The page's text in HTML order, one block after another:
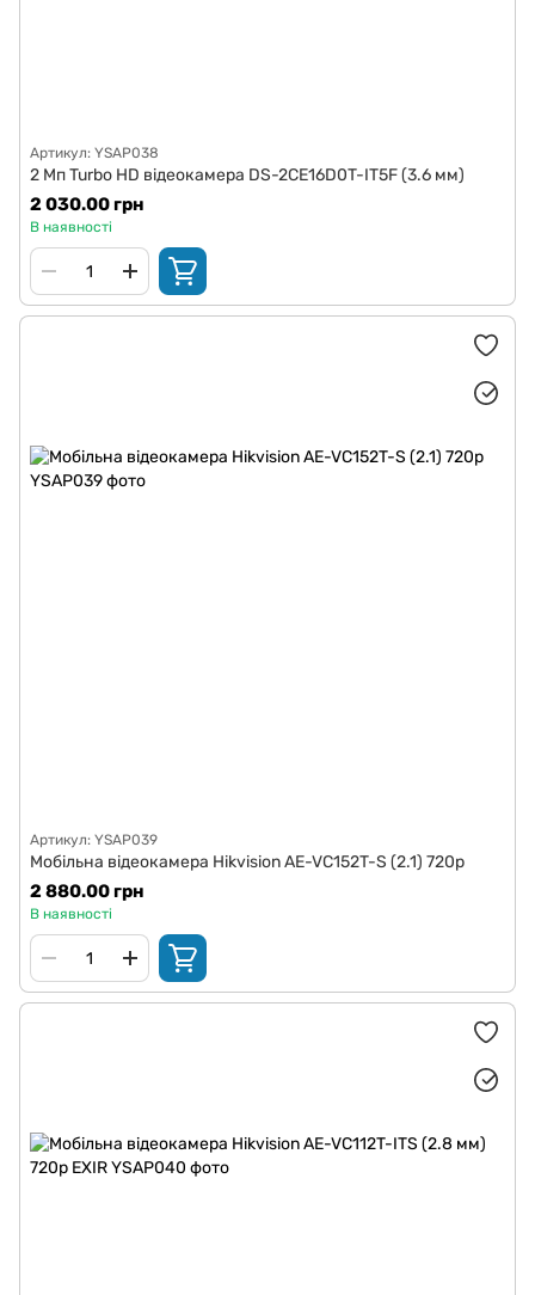
Артикул: YSAP038
2 Мп Turbo HD відеокамера DS-2CE16D0T-IT5F (3.6 мм)
2 030.00 грн
В наявності
Артикул: YSAP039
Мобільна відеокамера Hikvision AE-VC152T-S (2.1) 720p
2 880.00 грн
В наявності